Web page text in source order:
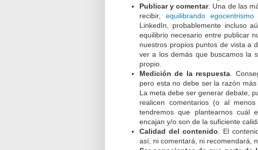
Publicar y comentar. Una de las
recibir, equilibrando
LinkedIn, probablemente incluso
equilibrio necesario entre publicar
nuestros propios puntos de vista a
ver a los demás que buscamos la
propio.
Medición de la respuesta .
pero esta no debe ser la razón
La meta debe ser generar debate,
realicen comentarios (o al
tendremos que plantearnos cuál
encajan y/o son de la suficiente
Calidad del contenido . El
así, ni comentará, ni recomendará,